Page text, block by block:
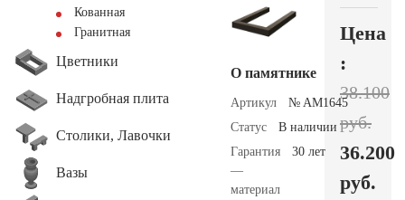
Кованная
Гранитная
Цветники
Надгробная плита
Столики, Лавочки
Вазы
О памятнике
Артикул
№ AM1645
Статус
В наличии
Гарантия
—
материал
30 лет
Цена
:
38.100
руб.
36.200
руб.